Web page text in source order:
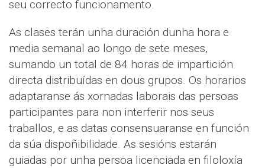
seu correcto funcionamento.
As clases terán unha duración dunha hora e
media semanal ao longo de sete meses,
sumando un total de 84 horas de impartición
directa distribuídas en dous grupos. Os horarios
adaptaranse ás xornadas laborais das persoas
participantes para non interferir nos seus
traballos, e as datas consensuaranse en función
da súa dispoñibilidade. As sesións estarán
guiadas por unha persoa licenciada en filoloxía